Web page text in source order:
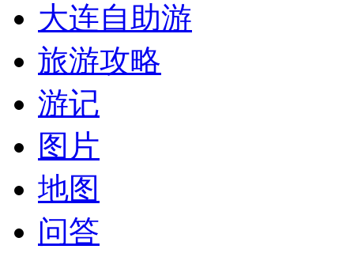
大连自助游
旅游攻略
游记
图片
地图
问答